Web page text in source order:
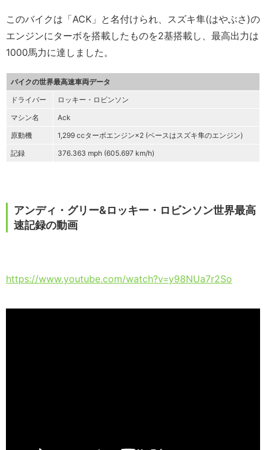
このバイクは「ACK」と名付けられ、スズキ隼(はやぶさ)の
エンジンにターボを搭載したものを2基搭載し、最高出力は
1000馬力に達しました。
バイクの世界最高速車両データ
ドライバー
ロッキー・ロビンソン
マシン名
Ack
原動機
1,299 ccターボエンジン×2 (ベースはスズキ隼のエンジン)
記録
376.363 mph (605.697 km/h)
アンディ・グリー&ロッキー・ロビンソン世界最高
速記録の動画
https://www.youtube.com/watch?v=y98NUa7r2So